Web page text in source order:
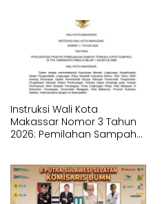
Instruksi Wali Kota
Makassar Nomor 3 Tahun
2026: Pemilahan Sampah